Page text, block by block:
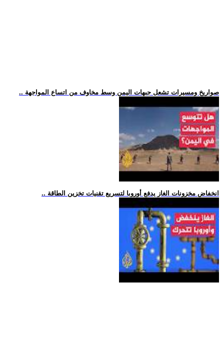
.. صواريخ ومسيرات تشعل جبهات اليمن وسط مخاوف من اتساع المواجهة
.. انخفاض مخزونات الغاز يدفع أوروبا لتسريع تقنيات تخزين الطاقة